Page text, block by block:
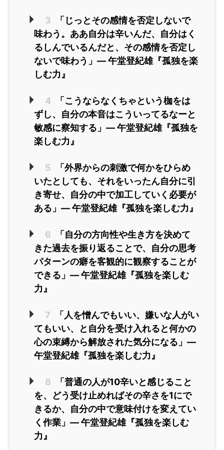
3
「じっとその感情を否定しないで
味わう。ああ自分は辛いんだ、自分はく
るしんでいるんだと、その感情を否定し
ないで味わう」― 午堂登紀雄『孤独を楽
しむ力』
4
「こうならなくちゃという枷をは
ずし、自分の本音はこういってるなーと
敏感に察知する」― 午堂登紀雄『孤独を
楽しむ力』
5
「外界からの刺激で何かをひらめ
いたとしても、それをいったん自分に引
き寄せ、自分の中で加工していく必要が
ある」― 午堂登紀雄『孤独を楽しむ力』
6
「自分の方向性や生き方を決めて
きた過去を振り返ることで、自分の思考
パターンの癖を客観的に観察することが
できる」― 午堂登紀雄『孤独を楽しむ
力』
7
「人を憎んでもいい、嫌いな人がい
てもいい、と自分を受け入れると何かの
心の束縛から解放された気分になる」―
午堂登紀雄『孤独を楽しむ力』
8
「普通の人が10辛いと感じること
を、どう受け止めればその辛さを1にで
きるか、自分の中で意味付けを変えてい
く作業」― 午堂登紀雄『孤独を楽しむ
力』